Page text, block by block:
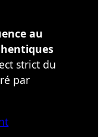
au
strict du
par